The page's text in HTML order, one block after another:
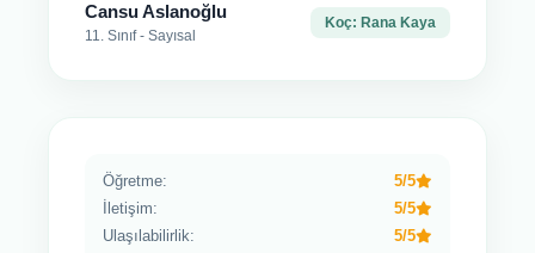
Cansu Aslanoğlu
11. Sınıf - Sayısal
Koç: Rana Kaya
Öğretme:
5/5
İletişim:
5/5
Ulaşılabilirlik:
5/5